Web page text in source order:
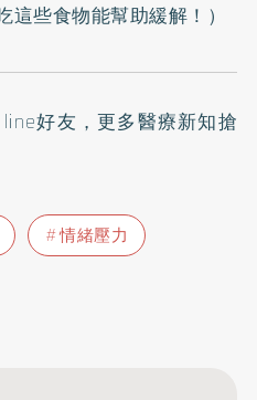
這些食物能幫助緩解！ ）
line好友 ，更多醫療新知搶
情緒壓力